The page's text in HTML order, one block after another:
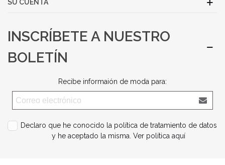
SU CUENTA
INSCRÍBETE A NUESTRO
BOLETÍN
Recibe informaión de moda para:
Declaro que he conocido la política de tratamiento de datos
y he aceptado la misma. Ver política aquí